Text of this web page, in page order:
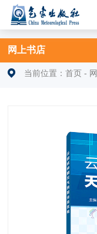
网上书店
当前位置：首页 -